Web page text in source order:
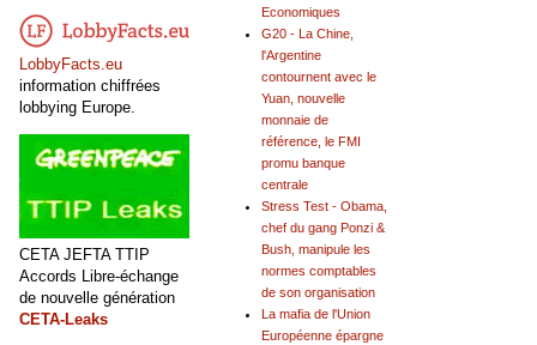
Economiques
G20 - La Chine,
l'Argentine
contournent avec le
Yuan, nouvelle
monnaie de
référence, le FMI
promu banque
centrale
Stress Test - Obama,
chef du gang Ponzi &
Bush, manipule les
normes comptables
de son organisation
La mafia de l'Union
Européenne épargne
LobbyFacts.eu
information chiffrées
lobbying Europe.
CETA JEFTA TTIP
Accords Libre-échange
de nouvelle génération
CETA-Leaks